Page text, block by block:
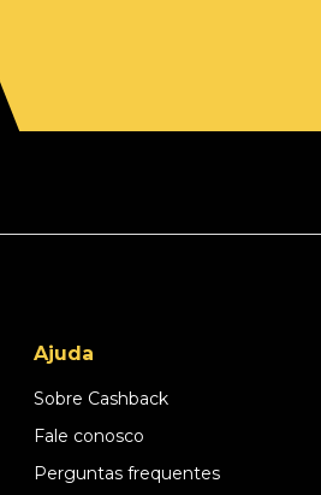
Ajuda
Sobre Cashback
Fale conosco
Perguntas frequentes